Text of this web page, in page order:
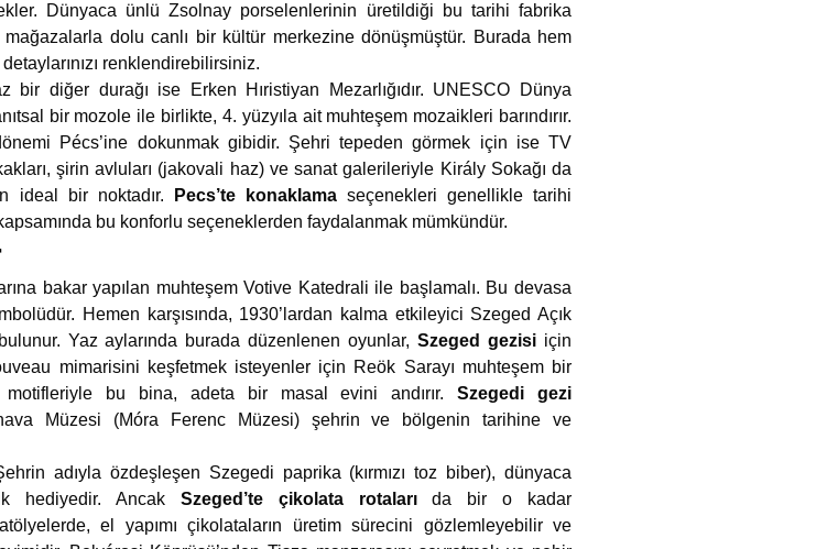
Dünyaca ünlü Zsolnay porselenlerinin üretildiği bu tarihi fabrika
dolu canlı bir kültür merkezine dönüşmüştür. Burada hem
detaylarınızı renklendirebilirsiniz.
bir diğer durağı ise Erken Hıristiyan Mezarlığıdır. UNESCO Dünya
bir mozole ile birlikte, 4. yüzyıla ait muhteşem mozaikleri barındırır.
Pécs’ine dokunmak gibidir. Şehri tepeden görmek için ise TV
şirin avluları (jakovali haz) ve sanat galerileriyle Király Sokağı da
ideal bir noktadır.
Pecs’te konaklamaseçenekleri genellikle tarihi
bu konforlu seçeneklerden faydalanmak mümkündür.
bakar yapılan muhteşem Votive Katedrali ile başlamalı. Bu devasa
Hemen karşısında, 1930’lardan kalma etkileyici Szeged Açık
Yaz aylarında burada düzenlenen oyunlar,Szeged gezisi için
mimarisini keşfetmek isteyenler için Reök Sarayı muhteşem bir
bu bina, adeta bir masal evini andırır.Szegedi gezi
Müzesi (Móra Ferenc Müzesi) şehrin ve bölgenin tarihine ve
adıyla özdeşleşen Szegedi paprika (kırmızı toz biber), dünyaca
hediyedir. Ancak Szeged’te çikolata rotalarıda bir o kadar
el yapımı çikolataların üretim sürecini gözlemleyebilir ve